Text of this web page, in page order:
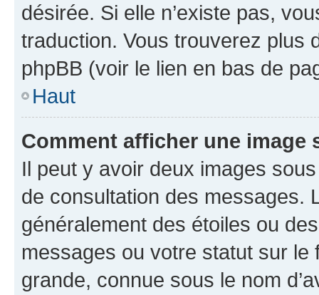
désirée. Si elle n’existe pas,
traduction. Vous trouverez plus
phpBB (voir le lien en bas de
Haut
Comment afficher une image
Il peut y avoir deux images
de consultation des messages.
généralement des étoiles ou
messages ou votre statut sur
grande, connue sous le nom